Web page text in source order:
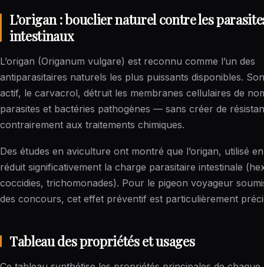
L’origan : bouclier naturel contre les
intestinaux
L’origan (Origanum vulgare) est reconnu comme l’un des
antiparasitaires naturels les plus puissants disponibles.
actif, le carvacrol, détruit les membranes cellulaires de
parasites et bactéries pathogènes — sans créer de
contrairement aux traitements chimiques.
Des études en aviculture ont montré que l’origan, utilisé
réduit significativement la charge parasitaire intestinale
coccidies, trichomonades). Pour le pigeon voyageur
des concours, cet effet préventif est particulièrement
Tableau des propriétés et usages